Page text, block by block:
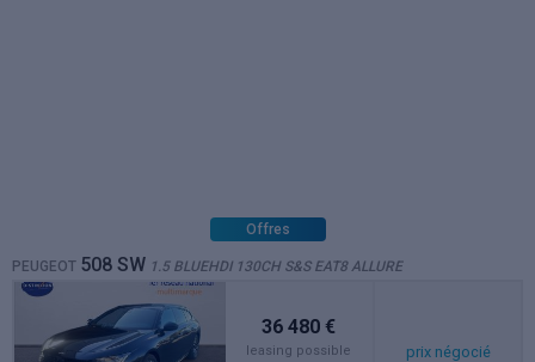
Offres
PEUGEOT 508 SW 1.5 BLUEHDI 130CH S&S EAT8 ALLURE
36 480 €
leasing possible prix négocié